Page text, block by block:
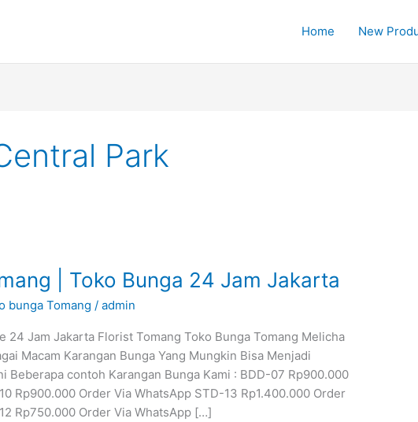
Home New
Park
| Toko Bunga 24 Jam Jakarta
bunga Tomang /admin
24 Jam Jakarta Florist Tomang Toko Bunga Tomang Melicha
Macam Karangan Bunga Yang Mungkin Bisa Menjadi
Beberapa contoh Karangan Bunga Kami : BDD-07 Rp900.000
Rp900.000 Order Via WhatsApp STD-13 Rp1.400.000 Order
Rp750.000 Order Via WhatsApp […]